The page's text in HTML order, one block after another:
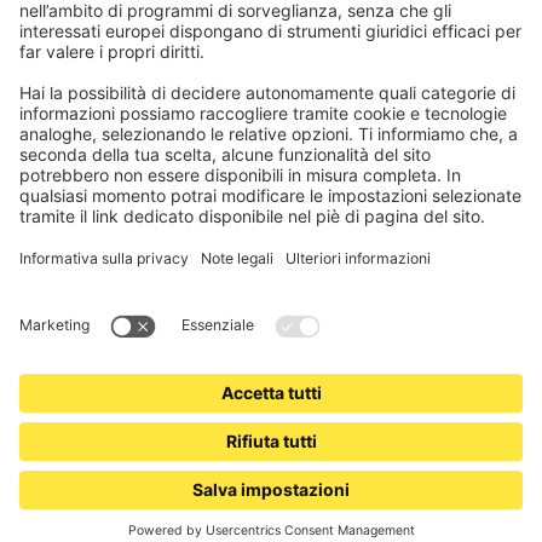
Informazioni obbligatorie per i consumatori
Partner di spedizione
Note legali
Termini e condizioni generali
Dichiarazione sull'accessibilità
(BattG / WEEE)
www.jalousiescout.de • www.jalousiescout.at • www.domondo.es
• www.domondo.fr • www.domondo.it • www.domondo.pl
© 2026 Schoenberger Germany Enterprises GmbH & Co KG. Tutti i diritti riservati.
CON
IL TUO TEAM DOMONDO